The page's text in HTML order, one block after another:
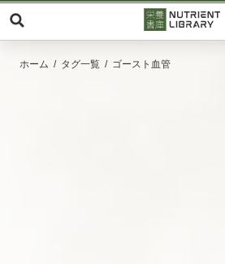
ホーム タグ一覧 ゴースト血管